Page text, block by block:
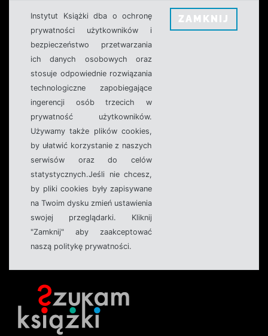
Instytut Książki dba o ochronę
prywatności użytkowników i
bezpieczeństwo przetwarzania
ich danych osobowych oraz
stosuje odpowiednie rozwiązania
technologiczne zapobiegające
ingerencji osób trzecich w
prywatność użytkowników.
Używamy także plików cookies,
by ułatwić korzystanie z naszych
serwisów oraz do celów
statystycznych.Jeśli nie chcesz,
by pliki cookies były zapisywane
na Twoim dysku zmień ustawienia
swojej przeglądarki. Kliknij
"Zamknij" aby zaakceptować
naszą politykę prywatności.
ZAMKNIJ